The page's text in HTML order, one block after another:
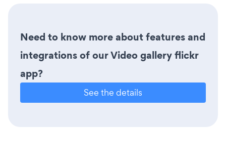
Need to know more about features and
integrations of our Video gallery flickr
app?
See the details